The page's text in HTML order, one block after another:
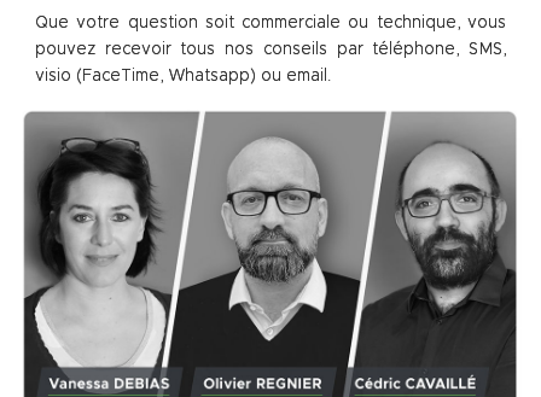
Que votre question soit commerciale ou technique, vous
pouvez recevoir tous nos conseils par téléphone, SMS,
visio (FaceTime, Whatsapp) ou email.